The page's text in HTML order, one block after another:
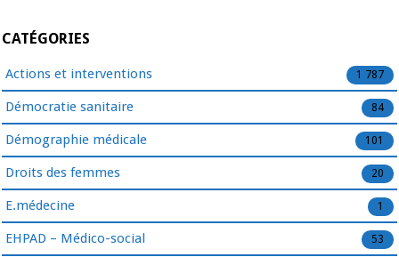
CATÉGORIES
Actions et interventions 1 787
Démocratie sanitaire 84
Démographie médicale 101
Droits des femmes 20
E.médecine 1
EHPAD – Médico-social 53